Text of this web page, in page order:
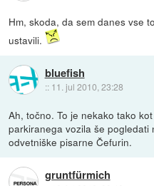
Hm, skoda, da sem danes vse
ustavili.
bluefish
:: 11. jul 2010, 23:28
Ah, točno. To je nekako tako
parkiranega vozila še pogledati
odvetniške pisarne Čefurin.
gruntfürmich